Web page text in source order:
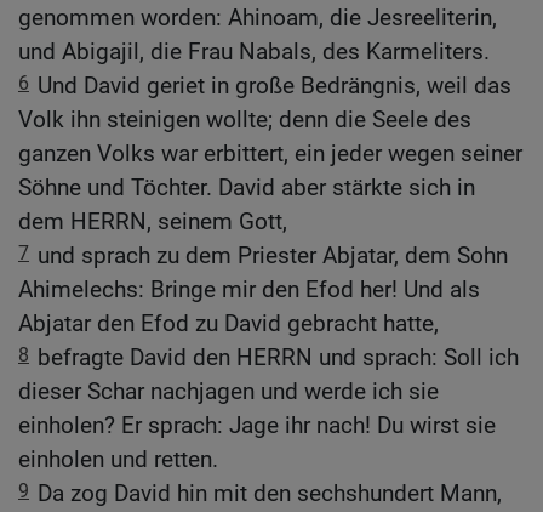
genommen worden: Ahinoam, die Jesreeliterin,
und Abigajil, die Frau Nabals, des Karmeliters.
6 Und David geriet in große Bedrängnis, weil das
Volk ihn steinigen wollte; denn die Seele des
ganzen Volks war erbittert, ein jeder wegen seiner
Söhne und Töchter. David aber stärkte sich in
dem HERRN, seinem Gott,
7 und sprach zu dem Priester Abjatar, dem Sohn
Ahimelechs: Bringe mir den Efod her! Und als
Abjatar den Efod zu David gebracht hatte,
8 befragte David den HERRN und sprach: Soll ich
dieser Schar nachjagen und werde ich sie
einholen? Er sprach: Jage ihr nach! Du wirst sie
einholen und retten.
9 Da zog David hin mit den sechshundert Mann,